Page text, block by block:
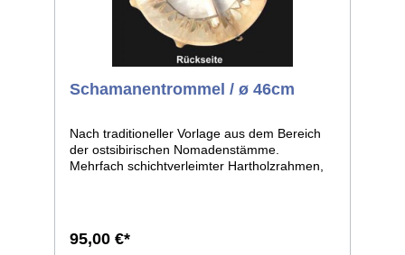
Schamanentrommel / ø 46cm
Nach traditioneller Vorlage aus dem Bereich
der ostsibirischen Nomadenstämme.
Mehrfach schichtverleimter Hartholzrahmen,
des Rahmens, die vom Trommelfell umspannt
sind. ø des Reifens ca.46cm.
95,00 €*